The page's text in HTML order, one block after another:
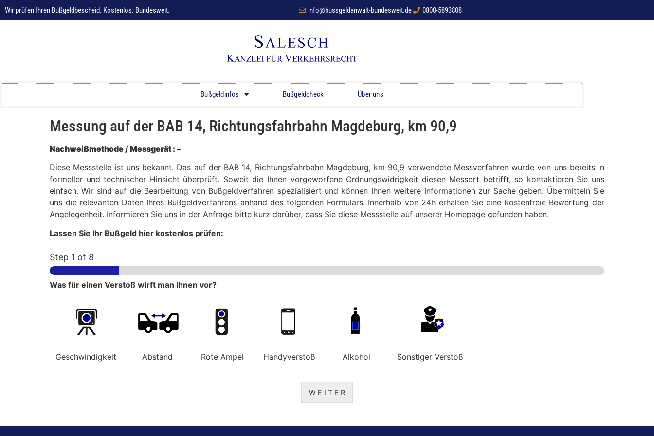
Wir prüfen Ihren Bußgeldbescheid. Kostenlos. Bundesweit. info@bussgeldanwalt-bundesweit.de 0800-5893808
Bußgeldinfos Bußgeldcheck Über uns
Messung auf der BAB 14, Richtungsfahrbahn Magdeburg, km 90,9
Nachweißmethode / Messgerät : –
Diese Messstelle ist uns bekannt. Das auf der BAB 14, Richtungsfahrbahn Magdeburg, km 90,9 verwendete Messverfahren wurde von uns bereits in
formeller und technischer Hinsicht überprüft. Soweit die Ihnen vorgeworfene Ordnungswidrigkeit diesen Messort betrifft, so kontaktieren Sie uns
einfach. Wir sind auf die Bearbeitung von Bußgeldverfahren spezialisiert und können Ihnen weitere Informationen zur Sache geben. Übermitteln Sie
uns die relevanten Daten Ihres Bußgeldverfahrens anhand des folgenden Formulars. Innerhalb von 24h erhalten Sie eine kostenfreie Bewertung der
Angelegenheit. Informieren Sie uns in der Anfrage bitte kurz darüber, dass Sie diese Messstelle auf unserer Homepage gefunden haben.
Lassen Sie Ihr Bußgeld hier kostenlos prüfen:
Step 1 of 8
Was für einen Verstoß wirft man Ihnen vor?
Geschwindigkeit Abstand Rote Ampel Handyverstoß Alkohol Sonstiger Verstoß
W E I T E R